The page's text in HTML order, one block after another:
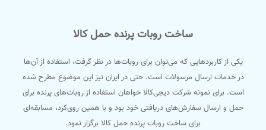
ساخت روبات پرنده‌ حمل کالا
یکی از کاربردهایی که می‌توان برای روبات‌ها در نظر گرفت، استفاده از آن‌ها
در خدمات ارسال مرسولات است. حتی در ایران نیز این موضوع مطرح شده
است. برای نمونه شرکت دیجی‌کالا خواهان استفاده از روبات‌های پرنده برای
حمل و ارسال سفارش‌های دریافتی خود بود و با همین روی‌کرد، مسابقه‌ای
برای ساخت روبات پرنده‌ حمل کالا برگزار نمود.